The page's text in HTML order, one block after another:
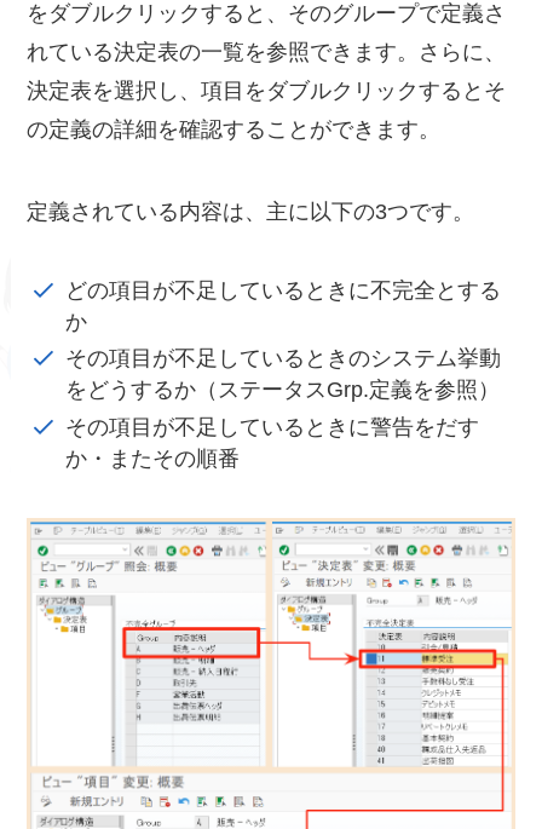
をダブルクリックすると、そのグループで定義さ
れている決定表の一覧を参照できます。さらに、
決定表を選択し、項目をダブルクリックするとそ
の定義の詳細を確認することができます。
定義されている内容は、主に以下の3つです。
どの項目が不足しているときに不完全とする
か
その項目が不足しているときのシステム挙動
をどうするか（ステータスGrp.定義を参照）
その項目が不足しているときに警告をだす
か・またその順番